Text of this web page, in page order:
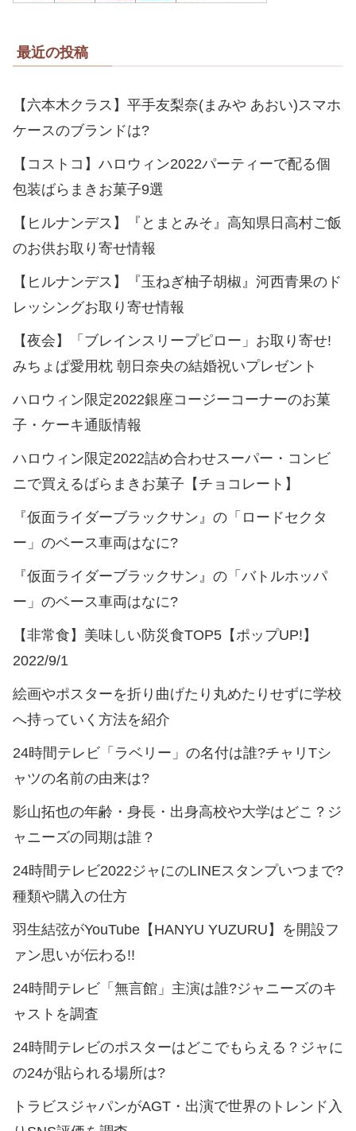
最近の投稿
【六本木クラス】平手友梨奈(まみや あおい)スマホ
ケースのブランドは?
【コストコ】ハロウィン2022パーティーで配る個
包装ばらまきお菓子9選
【ヒルナンデス】『とまとみそ』高知県日高村ご飯
のお供お取り寄せ情報
【ヒルナンデス】『玉ねぎ柚子胡椒』河西青果のド
レッシングお取り寄せ情報
【夜会】「ブレインスリープピロー」お取り寄せ!
みちょぱ愛用枕 朝日奈央の結婚祝いプレゼント
ハロウィン限定2022銀座コージーコーナーのお菓
子・ケーキ通販情報
ハロウィン限定2022詰め合わせスーパー・コンビ
ニで買えるばらまきお菓子【チョコレート】
『仮面ライダーブラックサン』の「ロードセクタ
ー」のベース車両はなに?
『仮面ライダーブラックサン』の「バトルホッパ
ー」のベース車両はなに?
【非常食】美味しい防災食TOP5【ポップUP!】
2022/9/1
絵画やポスターを折り曲げたり丸めたりせずに学校
へ持っていく方法を紹介
24時間テレビ「ラベリー」の名付は誰?チャリTシ
ャツの名前の由来は?
影山拓也の年齢・身長・出身高校や大学はどこ？ジ
ャニーズの同期は誰？
24時間テレビ2022ジャにのLINEスタンプいつまで?
種類や購入の仕方
羽生結弦がYouTube【HANYU YUZURU】を開設フ
ァン思いが伝わる!!
24時間テレビ「無言館」主演は誰?ジャニーズのキ
ャストを調査
24時間テレビのポスターはどこでもらえる？ジャに
の24が貼られる場所は?
トラビスジャパンがAGT・出演で世界のトレンド入